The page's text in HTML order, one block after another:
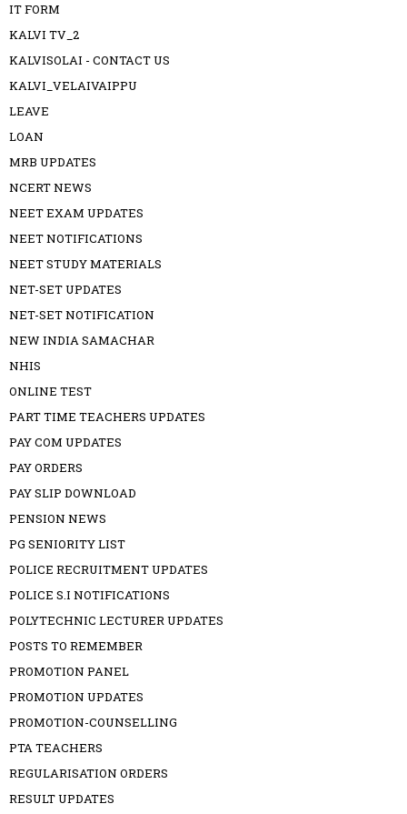
IT FORM
KALVI TV_2
KALVISOLAI - CONTACT US
KALVI_VELAIVAIPPU
LEAVE
LOAN
MRB UPDATES
NCERT NEWS
NEET EXAM UPDATES
NEET NOTIFICATIONS
NEET STUDY MATERIALS
NET-SET UPDATES
NET-SET NOTIFICATION
NEW INDIA SAMACHAR
NHIS
ONLINE TEST
PART TIME TEACHERS UPDATES
PAY COM UPDATES
PAY ORDERS
PAY SLIP DOWNLOAD
PENSION NEWS
PG SENIORITY LIST
POLICE RECRUITMENT UPDATES
POLICE S.I NOTIFICATIONS
POLYTECHNIC LECTURER UPDATES
POSTS TO REMEMBER
PROMOTION PANEL
PROMOTION UPDATES
PROMOTION-COUNSELLING
PTA TEACHERS
REGULARISATION ORDERS
RESULT UPDATES